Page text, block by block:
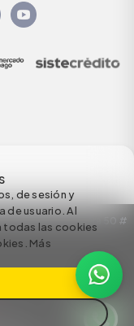
de sesión y
de usuario. Al
las cookies
Más
6 Dirección: Carrera 50 #